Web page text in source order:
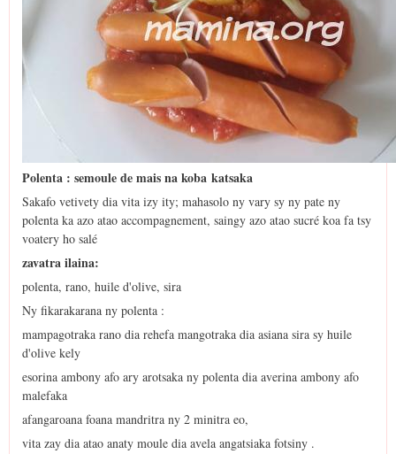
Polenta : semoule de mais na koba katsaka
Sakafo vetivety dia vita izy ity; mahasolo ny vary sy ny pate ny
polenta ka azo atao accompagnement, saingy azo atao sucré koa fa tsy
voatery ho salé
zavatra ilaina:
polenta, rano, huile d'olive, sira
Ny fikarakarana ny polenta :
mampagotraka rano dia rehefa mangotraka dia asiana sira sy huile
d'olive kely
esorina ambony afo ary arotsaka ny polenta dia averina ambony afo
malefaka
afangaroana foana mandritra ny 2 minitra eo,
vita zay dia atao anaty moule dia avela angatsiaka fotsiny .